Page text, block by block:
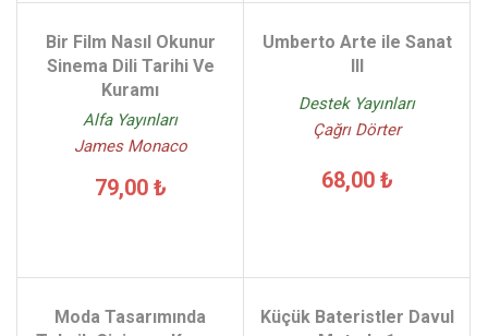
Bir Film Nasıl Okunur
Sinema Dili Tarihi Ve
Kuramı
Alfa Yayınları
James Monaco
79,00 ₺
Umberto Arte ile Sanat
III
Destek Yayınları
Çağrı Dörter
68,00 ₺
Moda Tasarımında
Küçük Bateristler Davul